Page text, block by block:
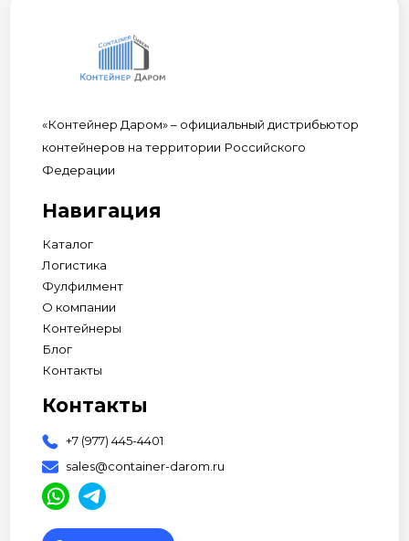
«Контейнер Даром» – официальный дистрибьютор
контейнеров на территории Российского
Федерации
Навигация
Каталог
Логистика
Фулфилмент
О компании
Контейнеры
Блог
Контакты
Контакты
+7 (977) 445-4401
sales@container-darom.ru